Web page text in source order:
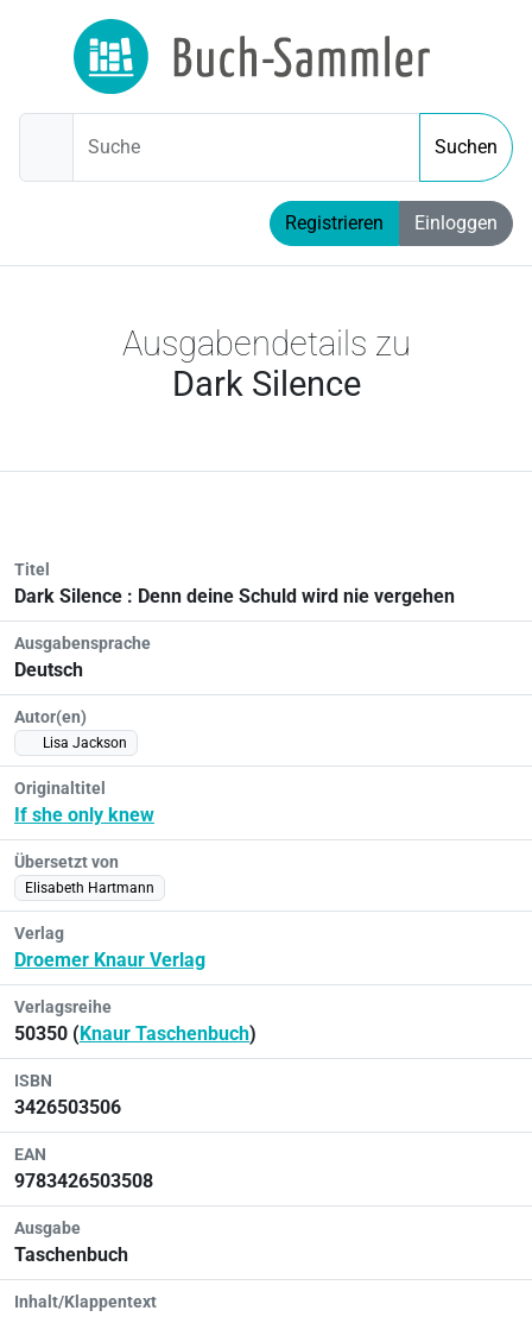
Suche Suchen
Registrieren Einloggen
Ausgabendetails zu
Dark Silence
Titel
Dark Silence : Denn deine Schuld wird nie vergehen
Ausgabensprache
Deutsch
Autor(en)
Lisa Jackson
Originaltitel
If she only knew
Übersetzt von
Elisabeth Hartmann
Verlag
Droemer Knaur Verlag
Verlagsreihe
50350 ( Knaur Taschenbuch)
ISBN
3426503506
EAN
9783426503508
Ausgabe
Taschenbuch
Inhalt/Klappentext